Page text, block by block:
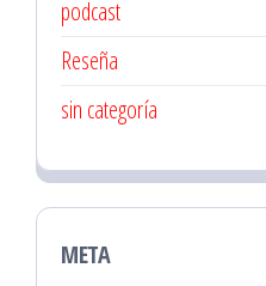
podcast
Reseña
sin categoría
META